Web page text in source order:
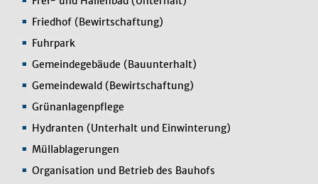
Friedhof (Bewirtschaftung)
Fuhrpark
Gemeindegebäude (Bauunterhalt)
Gemeindewald (Bewirtschaftung)
Grünanlagenpflege
Hydranten (Unterhalt und Einwinterung)
Müllablagerungen
Organisation und Betrieb des Bauhofs